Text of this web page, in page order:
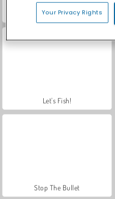
Casino World
Let's Fish!
Stop The Bullet
Your Privacy Rights